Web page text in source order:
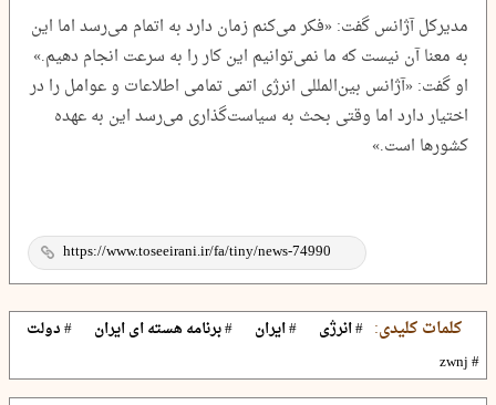
مدیرکل آژانس گفت: «فکر می‌کنم زمان دارد به اتمام می‌رسد اما این
به معنا آن نیست که ما نمی‌توانیم این کار را به سرعت انجام دهیم.»
او گفت: «آژانس بین‌المللی انرژی اتمی تمامی اطلاعات و عوامل را در
اختیار دارد اما وقتی بحث به سیاست‌گذاری می‌رسد این به عهده
کشورها است.»
کلمات کلیدی: # انرژی # ایران # برنامه هسته ای ایران
# دولت
# zwnj